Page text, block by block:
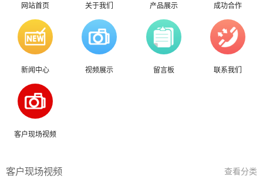
网站首页 关于我们 产品展示 成功合作
新闻中心 视频展示 留言板 联系我们
客户现场视频
客户现场视频 查看分类